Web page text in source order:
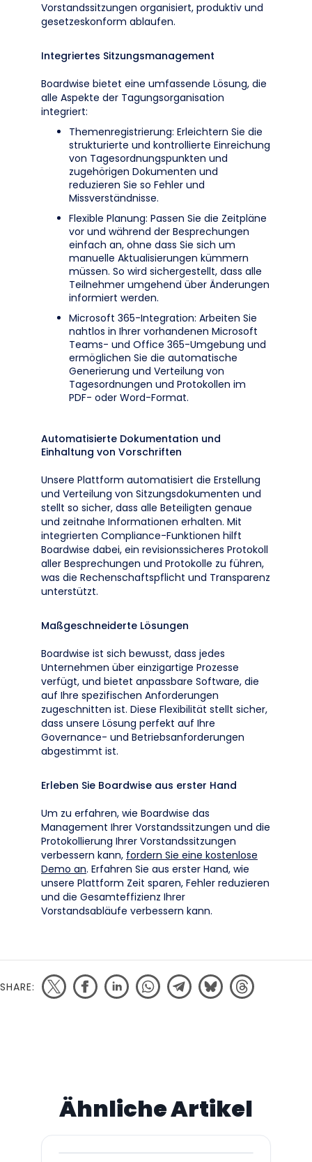
Vorstandssitzungen organisiert, produktiv und
gesetzeskonform ablaufen.
Integriertes Sitzungsmanagement
Boardwise bietet eine umfassende Lösung, die
alle Aspekte der Tagungsorganisation
integriert:
Themenregistrierung: Erleichtern Sie die
strukturierte und kontrollierte Einreichung
von Tagesordnungspunkten und
zugehörigen Dokumenten und
reduzieren Sie so Fehler und
Missverständnisse.
Flexible Planung: Passen Sie die Zeitpläne
vor und während der Besprechungen
einfach an, ohne dass Sie sich um
manuelle Aktualisierungen kümmern
müssen. So wird sichergestellt, dass alle
Teilnehmer umgehend über Änderungen
informiert werden.
Microsoft 365-Integration: Arbeiten Sie
nahtlos in Ihrer vorhandenen Microsoft
Teams- und Office 365-Umgebung und
ermöglichen Sie die automatische
Generierung und Verteilung von
Tagesordnungen und Protokollen im
PDF- oder Word-Format.
Automatisierte Dokumentation und
Einhaltung von Vorschriften
Unsere Plattform automatisiert die Erstellung
und Verteilung von Sitzungsdokumenten und
stellt so sicher, dass alle Beteiligten genaue
und zeitnahe Informationen erhalten. Mit
integrierten Compliance-Funktionen hilft
Boardwise dabei, ein revisionssicheres Protokoll
aller Besprechungen und Protokolle zu führen,
was die Rechenschaftspflicht und Transparenz
unterstützt.
Maßgeschneiderte Lösungen
Boardwise ist sich bewusst, dass jedes
Unternehmen über einzigartige Prozesse
verfügt, und bietet anpassbare Software, die
auf Ihre spezifischen Anforderungen
zugeschnitten ist. Diese Flexibilität stellt sicher,
dass unsere Lösung perfekt auf Ihre
Governance- und Betriebsanforderungen
abgestimmt ist.
Erleben Sie Boardwise aus erster Hand
Um zu erfahren, wie Boardwise das
Management Ihrer Vorstandssitzungen und die
Protokollierung Ihrer Vorstandssitzungen
verbessern kann, fordern Sie eine kostenlose
Demo an. Erfahren Sie aus erster Hand, wie
unsere Plattform Zeit sparen, Fehler reduzieren
und die Gesamteffizienz Ihrer
Vorstandsabläufe verbessern kann.
SHARE:
Ähnliche Artikel